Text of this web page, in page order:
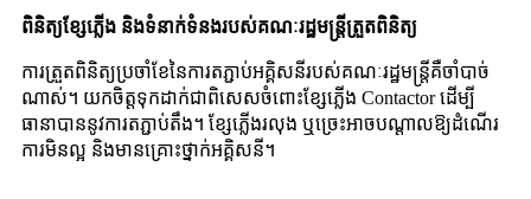
ពិនិត្យខ្សែភ្លើង និងទំនាក់ទំនងរបស់គណៈរដ្ឋមន្ត្រីត្រួតពិនិត្យ
ការត្រួតពិនិត្យប្រចាំខែនៃការតភ្ជាប់អគ្គិសនីរបស់គណៈរដ្ឋមន្ត្រីគឺចាំបាច់
ណាស់។ យកចិត្តទុកដាក់ជាពិសេសចំពោះខ្សែភ្លើង Contactor ដើម្បី
ធានាបាននូវការតភ្ជាប់តឹង។ ខ្សែភ្លើងរលុង ឬច្រេះអាចបណ្តាលឱ្យដំណើរ
ការមិនល្អ និងមានគ្រោះថ្នាក់អគ្គិសនី។